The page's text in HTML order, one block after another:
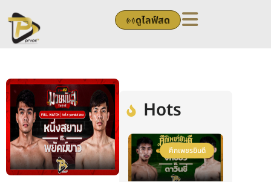
to
content
ดูไลฟ์สด
Hots
ศึกเพชรยินดี